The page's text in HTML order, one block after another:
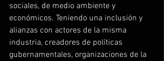
sociales, de medio ambiente y
económicos. Teniendo una inclusión y
alianzas con actores de la misma
industria, creadores de políticas
gubernamentales, organizaciones de la